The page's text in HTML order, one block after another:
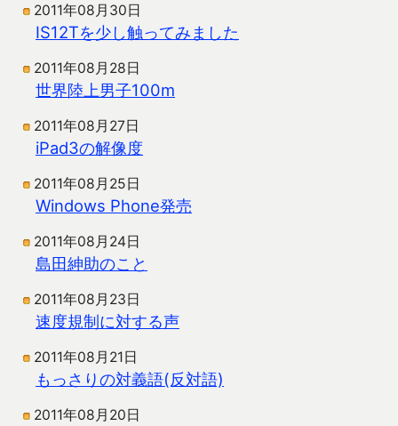
2011年08月30日
IS12Tを少し触ってみました
2011年08月28日
世界陸上男子100m
2011年08月27日
iPad3の解像度
2011年08月25日
Windows Phone発売
2011年08月24日
島田紳助のこと
2011年08月23日
速度規制に対する声
2011年08月21日
もっさりの対義語(反対語)
2011年08月20日